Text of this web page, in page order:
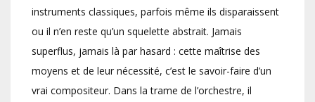
instruments classiques, parfois même ils disparaissent
ou il n’en reste qu’un squelette abstrait. Jamais
superflus, jamais là par hasard : cette maîtrise des
moyens et de leur nécessité, c’est le savoir-faire d’un
vrai compositeur. Dans la trame de l’orchestre, il